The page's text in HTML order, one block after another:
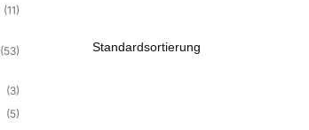
(11)
(53)
(3)
(5)